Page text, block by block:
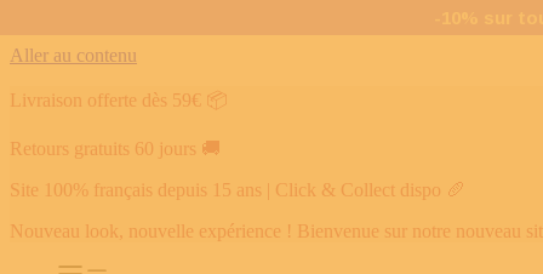
Aller au contenu
Livraison offerte dès 59€ 📦
Retours gratuits 60 jours 🚚
Site 100% français depuis 15 ans | Click & Collect dispo 🥖
Nouveau look, nouvelle expérience ! Bienvenue sur notre nouveau